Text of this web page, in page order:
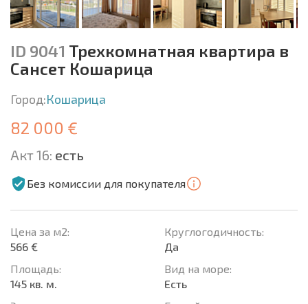
ID 9041 Трехкомнатная квартира в
Сансет Кошарица
Город:Кошарица
82 000 €
Акт 16: есть
Без комиссии для покупателя
Цена за м2:
566 €
Площадь:
145 кв. м.
Круглогодичность:
Да
Вид на море:
Есть